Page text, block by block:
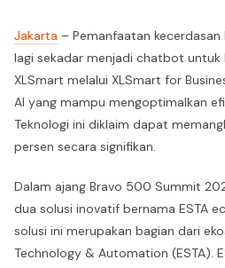
Jakarta – Pemanfaatan
lagi sekadar menjadi chatbot untuk
XLSmart melalui XLSmart for
AI yang mampu mengoptimalkan
Teknologi ini diklaim dapat
persen secara signifikan.
Dalam ajang Bravo 500 Summit
dua solusi inovatif bernama ESTA
solusi ini merupakan bagian dari
Technology & Automation (ESTA).